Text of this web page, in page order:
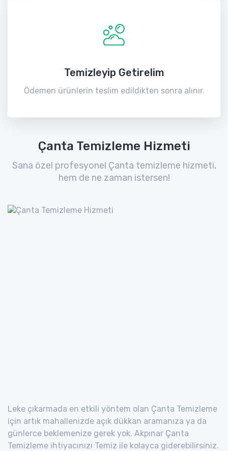
Temizleyip Getirelim
Ödemen ürünlerin teslim edildikten sonra alınır.
Çanta Temizleme Hizmeti
Sana özel profesyonel Çanta temizleme hizmeti,
hem de ne zaman istersen!
Leke çıkarmada en etkili yöntem olan Çanta Temizleme
için artık mahallenizde açık dükkan aramanıza ya da
günlerce beklemenize gerek yok. Akpınar Çanta
Temizleme ihtiyacınızı Temiz ile kolayca giderebilirsiniz.